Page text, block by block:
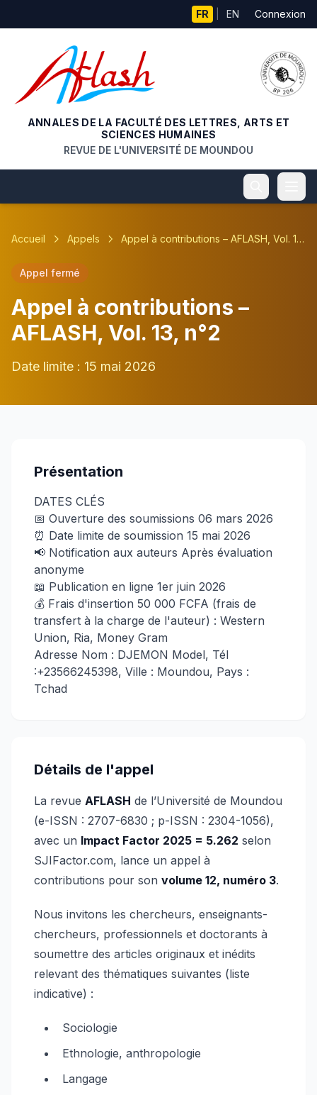
FR EN Connexion
ANNALES DE LA FACULTÉ DES LETTRES, ARTS ET
SCIENCES HUMAINES
REVUE DE L'UNIVERSITÉ DE MOUNDOU
Accueil Appels Appel à contributions – AFLASH, Vol. 13, n°2
Appel fermé
Appel à contributions –
AFLASH, Vol. 13, n°2
Date limite : 15 mai 2026
Présentation
DATES CLÉS
📅 Ouverture des soumissions 06 mars 2026
⏰ Date limite de soumission 15 mai 2026
📢 Notification aux auteurs Après évaluation
anonyme
📖 Publication en ligne 1er juin 2026
💰 Frais d'insertion 50 000 FCFA (frais de
transfert à la charge de l'auteur) : Western
Union, Ria, Money Gram
Adresse Nom : DJEMON Model, Tél
:+23566245398, Ville : Moundou, Pays :
Tchad
Détails de l'appel
La revue AFLASH de l’Université de Moundou
(e-ISSN : 2707-6830 ; p-ISSN : 2304-1056),
avec un Impact Factor 2025 = 5.262 selon
SJIFactor.com, lance un appel à
contributions pour son volume 12, numéro 3.
Nous invitons les chercheurs, enseignants-
chercheurs, professionnels et doctorants à
soumettre des articles originaux et inédits
relevant des thématiques suivantes (liste
indicative) :
Sociologie
Ethnologie, anthropologie
Langage